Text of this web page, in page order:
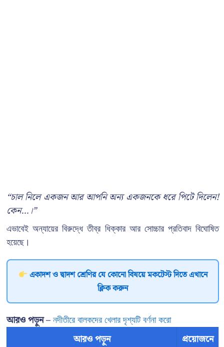
“চাল নিলে একজন আর আপনি অন্য একজনকে ধরে পিটে দিলেন!
কেন…।”
এভাবেই অন্যায়ের বিরুদ্ধে তীব্র ধিক্কার আর সোচ্চার প্রতিবাদ বিঘোষিত
হয়েছে।
একাদশ ও দ্বাদশ শ্রেণির যে কোনো বিষয়ে মকটেস্ট দিতে এখানে
ক্লিক করুন
আরও পড়ুন –নদীতীরে বালকদের খেলার দৃশ্যটি বর্ণনা করো
আরও পড়ুন
প্রয়োজনে